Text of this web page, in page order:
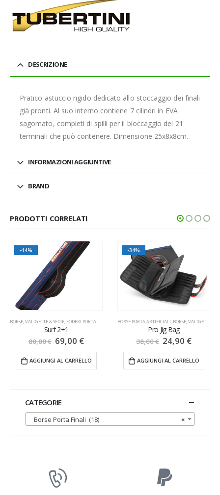
DESCRIZIONE
Pratico astuccio rigido dedicato allo stoccaggio dei finali
già pronti. Al suo interno contiene 7 cilindri in EVA
sagomato, completi di spilli per il bloccaggio dei 21
terminali che può contenere. Dimensione 25x8x8cm.
INFORMAZIONI AGGIUNTIVE
BRAND
PRODOTTI CORRELATI
-34%
BORSE PORTA ARTIFICIALI, BORSE, VALIGETTE & SEDIE
Pro Jig Bag
38,00€ 24,90 €
AGGIUNGI AL CARRELLO
SALDO
BORSE, VALIGETTE & SEDIE,SECCHIELLI
Secchiello Doppio PortaVivo
16,00€ –22,00
VISUALIZZA PRODOTTI
CATEGORIE
×
Borse Porta Finali (18)